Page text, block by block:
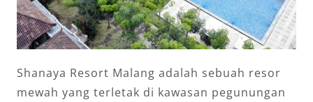
Shanaya Resort Malang adalah sebuah resor
mewah yang terletak di kawasan pegunungan